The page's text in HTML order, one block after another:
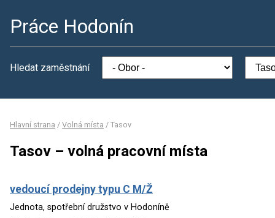
Práce Hodonín
Hledat zaměstnání
Hlavní strana / Volná místa / Tasov
Tasov – volná pracovní místa
vedoucí prodejny typu C M/Ž
Jednota, spotřební družstvo v Hodoníně